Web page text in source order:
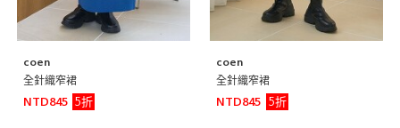
coen
全針織窄裙
NTD845
5折
coen
全針織窄裙
NTD845
5折